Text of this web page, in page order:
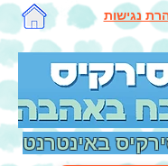
נגישות
באינטרנט